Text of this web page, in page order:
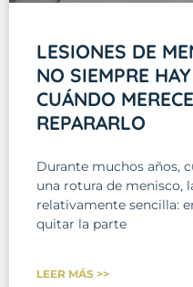
LESIONES DE
NO SIEMPRE
CUÁNDO
REPARARLO
Durante muchos años,
una rotura de menisco,
relativamente sencilla:
quitar la parte
LEER MÁS >>